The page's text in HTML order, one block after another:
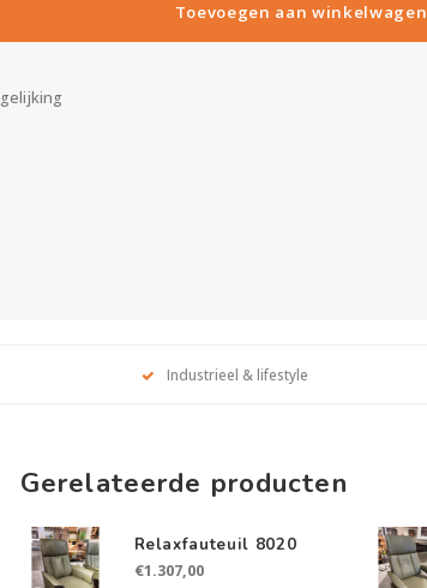
Toevoegen aan winkelwagen
Industrieel & lifestyle
Gerelateerde producten
Relaxfauteuil 8020
€1.307,00